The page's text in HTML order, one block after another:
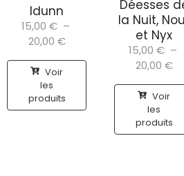
Idunn
15,00 € –
20,00 €
Voir
les
produits
Déesses
la Nuit,
et Nyx
15,00 € –
20,00 €
Voir
les
produits